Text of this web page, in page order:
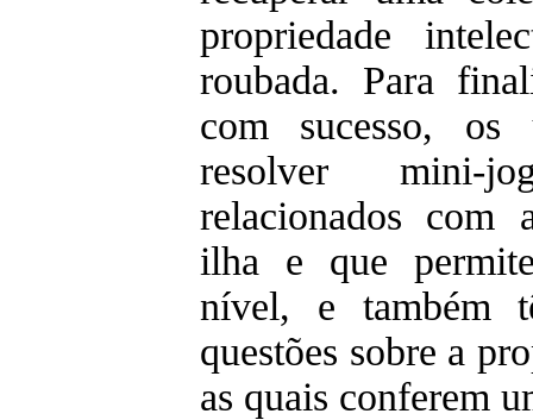
propriedade
roubada. Para
com sucesso, os
resolver mini-
relacionados com
ilha e que
nível, e também
questões sobre a
as quais conferem